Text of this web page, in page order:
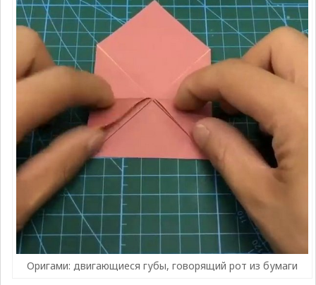
Оригами: двигающиеся губы, говорящий рот из бумаги